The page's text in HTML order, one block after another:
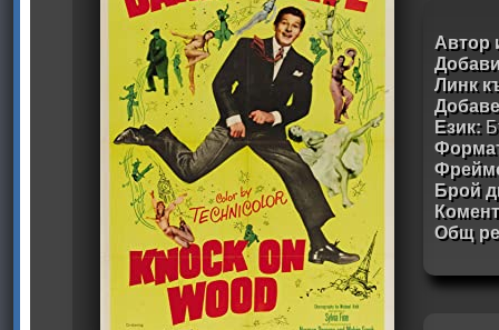
Автор
Линк
Език:
Брой
Общ